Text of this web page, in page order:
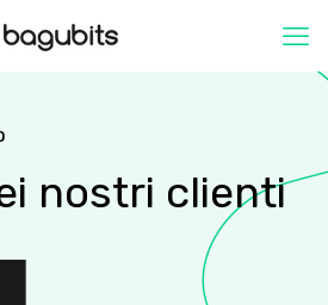
nostri clienti